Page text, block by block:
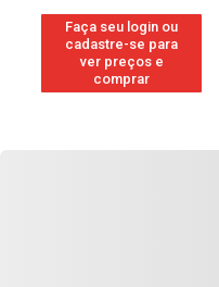
Faça seu login ou
cadastre-se para
ver preços e
comprar